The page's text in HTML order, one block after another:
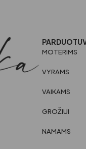
MOTERIMS
VYRAMS
VAIKAMS
GROŽIUI
NAMAMS